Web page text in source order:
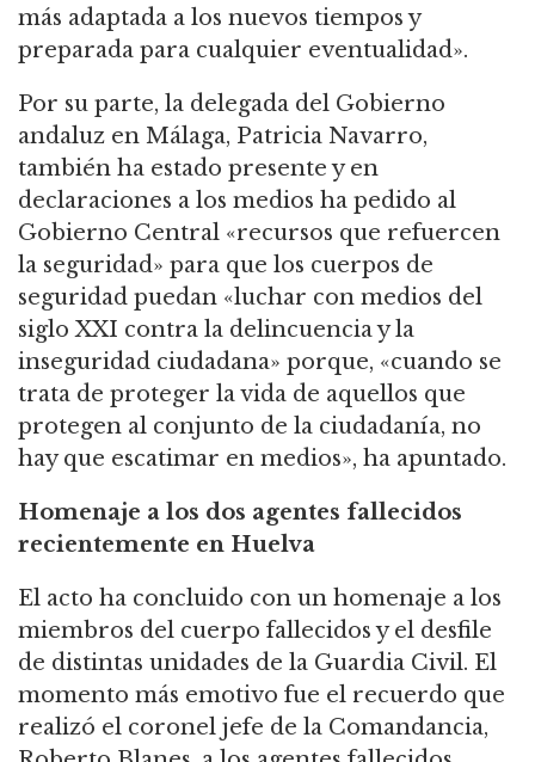
más adaptada a los nuevos tiempos y
preparada para cualquier eventualidad».
Por su parte, la delegada del Gobierno
andaluz en Málaga, Patricia Navarro,
también ha estado presente y en
declaraciones a los medios ha pedido al
Gobierno Central «recursos que refuercen
la seguridad» para que los cuerpos de
seguridad puedan «luchar con medios del
siglo XXI contra la delincuencia y la
inseguridad ciudadana» porque, «cuando se
trata de proteger la vida de aquellos que
protegen al conjunto de la ciudadanía, no
hay que escatimar en medios», ha apuntado.
Homenaje a los dos agentes fallecidos
recientemente en Huelva
El acto ha concluido con un homenaje a los
miembros del cuerpo fallecidos y el desfile
de distintas unidades de la Guardia Civil. El
momento más emotivo fue el recuerdo que
realizó el coronel jefe de la Comandancia,